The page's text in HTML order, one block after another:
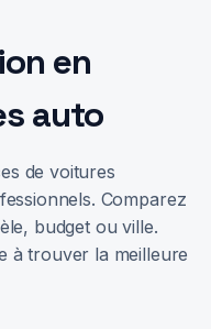
en
auto
de voitures
Comparez
budget ou ville.
à trouver la meilleure